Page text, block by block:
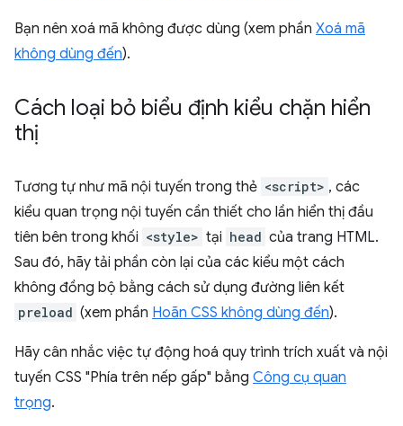
Bạn nên xoá mã không được dùng (xem phần Xoá mã
không dùng đến).
Cách loại bỏ biểu định kiểu chặn hiển
thị
Tương tự như mã nội tuyến trong thẻ <script> , các
kiểu quan trọng nội tuyến cần thiết cho lần hiển thị đầu
tiên bên trong khối <style> tại head của trang HTML.
Sau đó, hãy tải phần còn lại của các kiểu một cách
không đồng bộ bằng cách sử dụng đường liên kết
preload (xem phần Hoãn CSS không dùng đến).
Hãy cân nhắc việc tự động hoá quy trình trích xuất và nội
tuyến CSS "Phía trên nếp gấp" bằng Công cụ quan
trọng.